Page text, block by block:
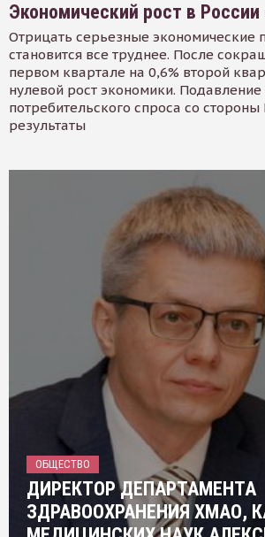
Экономический рост в России
Отрицать серьезные
становится все труднее. После
первом квартале на 0,6% второй
нулевой рост экономики.
потребительского спроса со
результаты
ОБЩЕСТВО
ДИРЕКТОР ДЕПАРТАМЕНТА
ЗДРАВООХРАНЕНИЯ ХМАО,